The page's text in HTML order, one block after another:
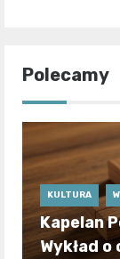
Polecamy
KULTURA
Kapelan
Wykład